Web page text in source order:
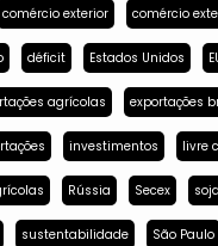
comércio exterior comércio
déficit Estados Unidos
agrícolas exportações
investimentos livre
Rússia Secex soja
sustentabilidade São Paulo